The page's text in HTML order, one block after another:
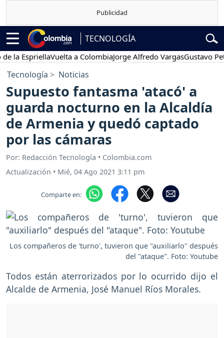
TECNOLOGÍA
EspriellaVuelta a ColombiaJorge Alfredo VargasGustavo Petro
Tecnología Noticias
Supuesto fantasma 'atacó' a
guarda nocturno en la Alcaldía
de Armenia y quedó captado
por las cámaras
Por: Redacción Tecnología • Colombia.com
Actualización • Mié, 04 Ago 2021 3:11 pm
Comparte en:
Los compañeros de 'turno', tuvieron que "auxiliarlo" después
del "ataque". Foto: Youtube
Todos están aterrorizados por lo ocurrido dijo el
Alcalde de Armenia, José Manuel Ríos Morales.